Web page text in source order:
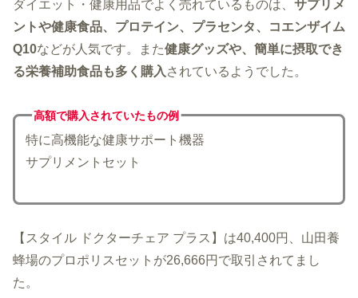
ダイエット・健康用品でよく売れているものは、 サプリメ
ントや健康食品、プロテイン、プラセンタ、コエンザイム
Q10などが人気です。また健康グッズや、簡単に摂取でき
る栄養補助食品も多く購入 されているようでした。
高額で購入されていたもの例
特に高機能な健康サポート機器
サプリメントセット
【スタイル ドクターチェア プラス】は40,400円、山田養
蜂場のプロポリスセットが26,666円で取引されてまし
た。